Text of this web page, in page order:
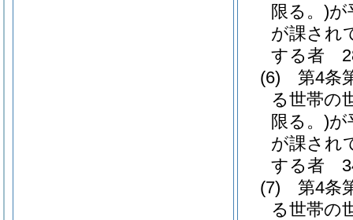
限る。)が
が課され
する者
(6)
第4条
る世帯の
限る。)が
が課され
する者
(7)
第4条
る世帯の